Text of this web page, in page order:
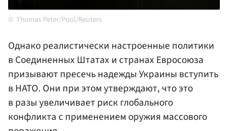
Thomas Peter/Pool/Reuters
Однако реалистически настроенные политики
в Соединенных Штатах и странах Евросоюза
призывают пресечь надежды Украины вступить
в НАТО. Они при этом утверждают, что это
в разы увеличивает риск глобального
конфликта с применением оружия массового